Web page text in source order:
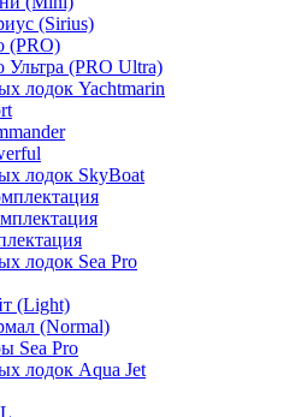
(Sirius)
(PRO)
(PRO Ultra)
лодок Yachtmarin
лодок SkyBoat
лодок Sea Pro
(Light)
(Normal)
Sea Pro
лодок Aqua Jet